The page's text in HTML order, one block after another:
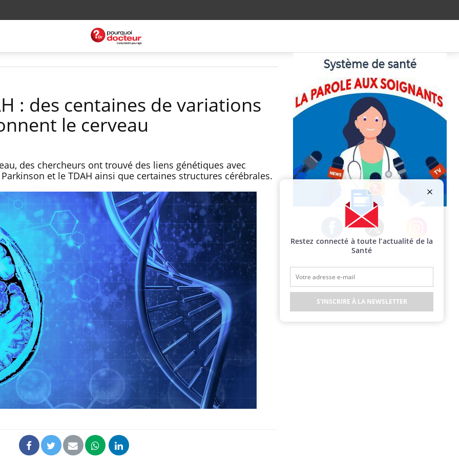
: des centaines de variations
le cerveau
des chercheurs ont trouvé des liens génétiques avec
et le TDAH ainsi que certaines structures cérébrales.
Facebook Twitter Instagram
Restez connecté à toute l’actualité de la
Santé
S'INSCRIRE À LA NEWSLETTER